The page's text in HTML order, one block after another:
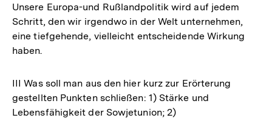
Unsere Europa-und Rußlandpolitik wird auf jedem
Schritt, den wir irgendwo in der Welt unternehmen,
eine tiefgehende, vielleicht entscheidende Wirkung
haben.
III Was soll man aus den hier kurz zur Erörterung
gestellten Punkten schließen: 1) Stärke und
Lebensfähigkeit der Sowjetunion; 2)